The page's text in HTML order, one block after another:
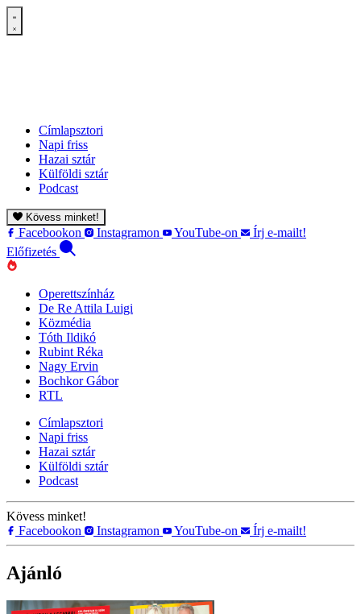
Címlapsztori
Napi friss
Hazai sztár
Külföldi sztár
Podcast
Kövess minket!
Facebookon Instagramon YouTube-on
Írj e-mailt!
Előfizetés
Operettszínház
De Re Attila Luigi
Közmédia
Tóth Ildikó
Rubint Réka
Nagy Ervin
Bochkor Gábor
RTL
Címlapsztori
Napi friss
Hazai sztár
Külföldi sztár
Podcast
Kövess minket!
Facebookon
Instagramon YouTube-on Írj e-mailt!
Ajánló